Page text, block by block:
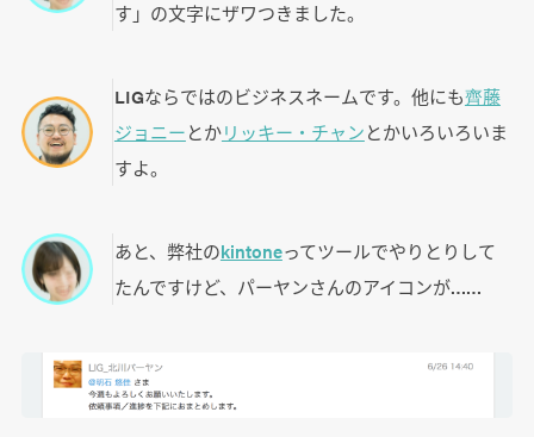
す」の文字にザワつきました。
LIGならではのビジネスネームです。他にも齊藤
ジョニーとかリッキー・チャンとかいろいろいま
すよ。
あと、弊社のkintoneってツールでやりとりして
たんですけど、パーヤンさんのアイコンが……